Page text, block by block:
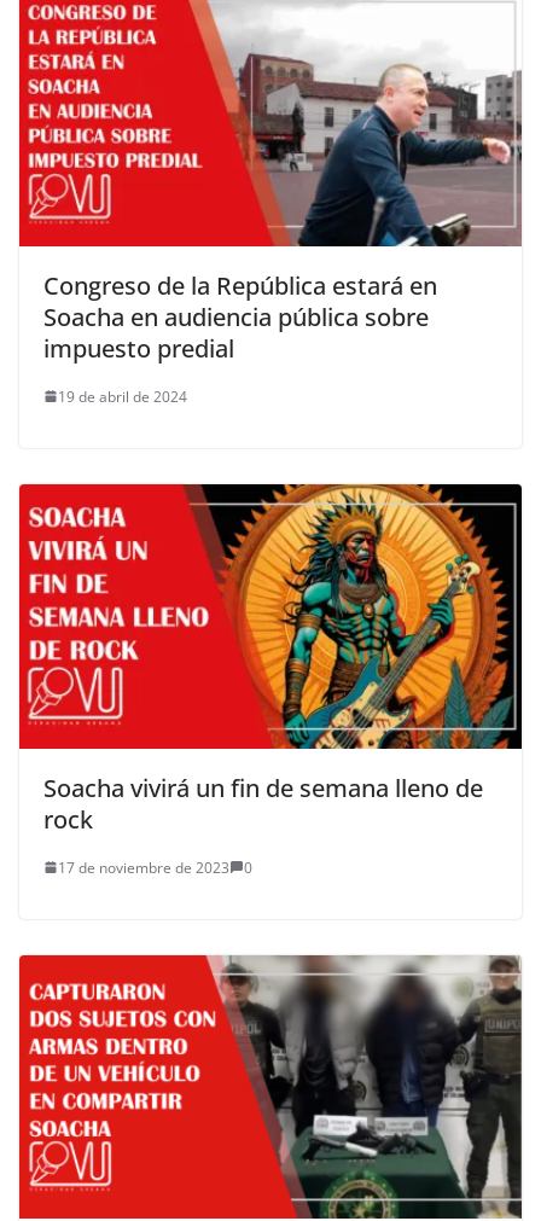
Congreso de la República estará en
Soacha en audiencia pública sobre
impuesto predial
19 de abril de 2024
Soacha vivirá un fin de semana lleno de
rock
17 de noviembre de 2023 0